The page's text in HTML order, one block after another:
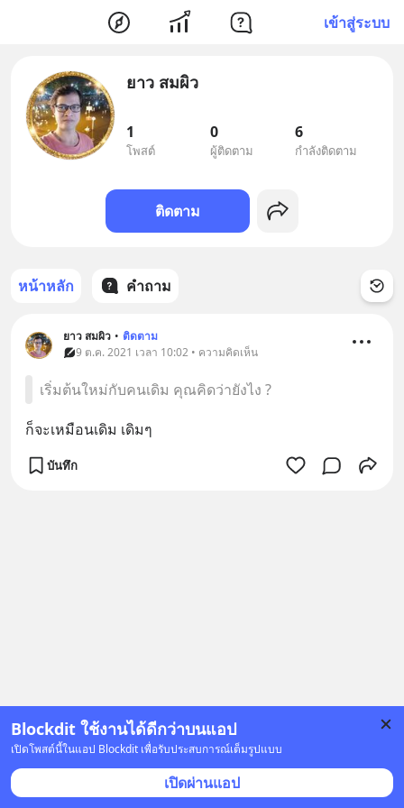
เข้าสู่ระบบ
Blockdit ใช้งานได้ดีกว่าบนแอป
เปิดโพสต์นี้ในแอป Blockdit เพื่อรับประสบการณ์เต็มรูปแบบ
เปิดผ่านแอป
ยาว สมผิว
1
โพสต์
0
ผู้ติดตาม
6
กำลังติดตาม
ติดตาม
หน้าหลัก คำถาม
ยาว สมผิว • ติดตาม
9 ต.ค. 2021 เวลา 10:02 • ความคิดเห็น
เริ่มต้นใหม่กับคนเดิม คุณคิดว่ายังไง ?
ก็จะเหมือนเดิม เดิมๆ
บันทึก